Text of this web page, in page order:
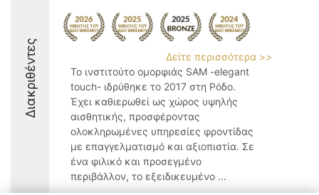
Διακριθέντες
Δείτε περισσότερα >>
Το ινστιτούτο ομορφιάς SAM -elegant
touch- ιδρύθηκε το 2017 στη Ρόδο.
Έχει καθιερωθεί ως χώρος υψηλής
αισθητικής, προσφέροντας
ολοκληρωμένες υπηρεσίες φροντίδας
με επαγγελματισμό και αξιοπιστία. Σε
ένα φιλικό και προσεγμένο
περιβάλλον, το εξειδικευμένο ...